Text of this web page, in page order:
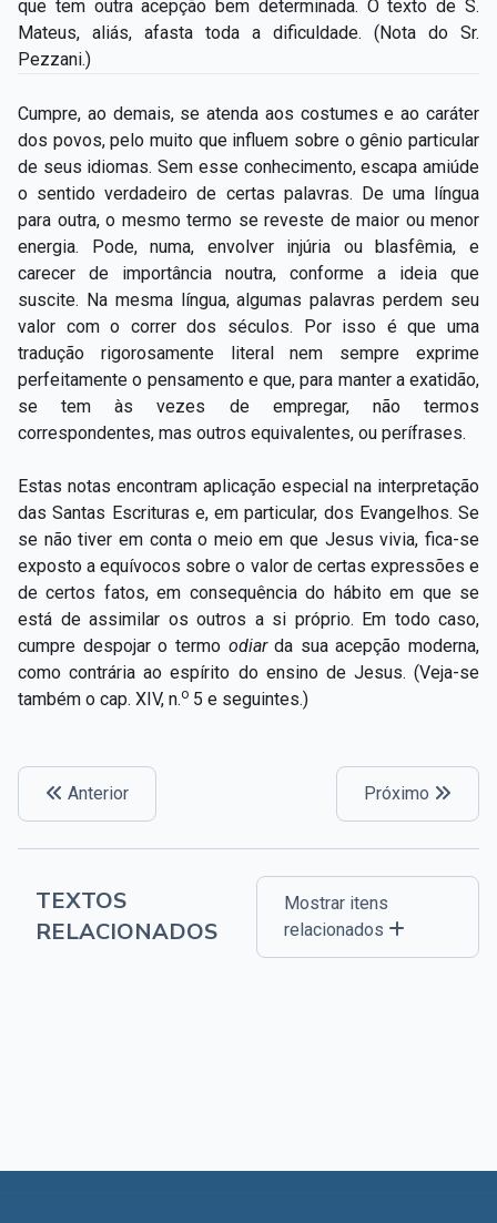
que tem outra acepção bem determinada. O texto de S.
Mateus, aliás, afasta toda a dificuldade. (Nota do Sr.
Pezzani.)
Cumpre, ao demais, se atenda aos costumes e ao caráter
dos povos, pelo muito que influem sobre o gênio particular
de seus idiomas. Sem esse conhecimento, escapa amiúde
o sentido verdadeiro de certas palavras. De uma língua
para outra, o mesmo termo se reveste de maior ou menor
energia. Pode, numa, envolver injúria ou blasfêmia, e
carecer de importância noutra, conforme a ideia que
suscite. Na mesma língua, algumas palavras perdem seu
valor com o correr dos séculos. Por isso é que uma
tradução rigorosamente literal nem sempre exprime
perfeitamente o pensamento e que, para manter a exatidão,
se tem às vezes de empregar, não termos
correspondentes, mas outros equivalentes, ou perífrases.
Estas notas encontram aplicação especial na interpretação
das Santas Escrituras e, em particular, dos Evangelhos. Se
se não tiver em conta o meio em que Jesus vivia, fica-se
exposto a equívocos sobre o valor de certas expressões e
de certos fatos, em consequência do hábito em que se
está de assimilar os outros a si próprio. Em todo caso,
cumpre despojar o termo odiarda sua acepção moderna,
como contrária ao espírito do ensino de Jesus. (Veja-se
também o cap. XIV, n.o 5 e seguintes.)
Anterior Próximo
TEXTOS
RELACIONADOS
Mostrar itens
relacionados